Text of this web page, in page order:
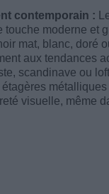
contemporain :
touche moderne et
mat, blanc, doré
aux tendances
scandinave ou
visuelle, même